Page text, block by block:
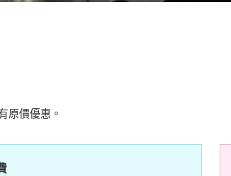
原價優惠。